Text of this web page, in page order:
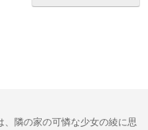
隣の家の可憐な少女の綾に思